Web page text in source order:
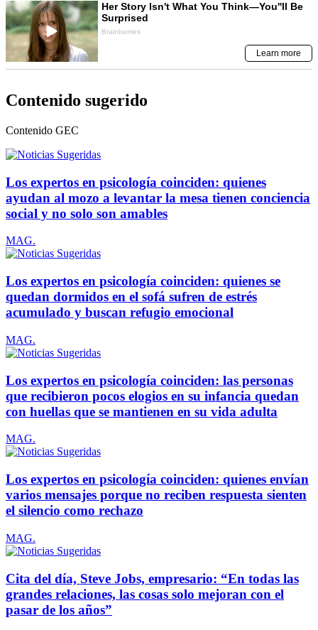
Contenido sugerido
Contenido GEC
Los expertos en psicología coinciden: quienes
ayudan al mozo a levantar la mesa tienen conciencia
social y no solo son amables
MAG.
Los expertos en psicología coinciden: quienes se
quedan dormidos en el sofá sufren de estrés
acumulado y buscan refugio emocional
MAG.
Los expertos en psicología coinciden: las personas
que recibieron pocos elogios en su infancia quedan
con huellas que se mantienen en su vida adulta
MAG.
Los expertos en psicología coinciden: quienes envían
varios mensajes porque no reciben respuesta sienten
el silencio como rechazo
MAG.
Cita del día, Steve Jobs, empresario: “En todas las
grandes relaciones, las cosas solo mejoran con el
pasar de los años”